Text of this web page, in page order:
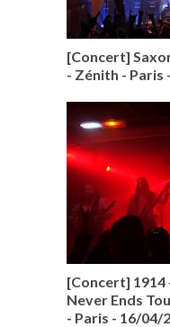
[Concert]
- Zénith - Paris
[Concert] 1914
Never Ends
- Paris - 16/04/